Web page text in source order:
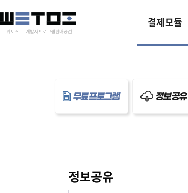
결제모듈
무료프로그램 정보공유
정보공유